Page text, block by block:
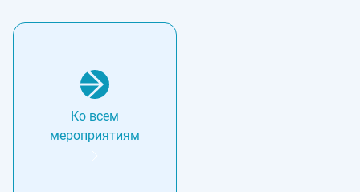
Ко всем
мероприятиям